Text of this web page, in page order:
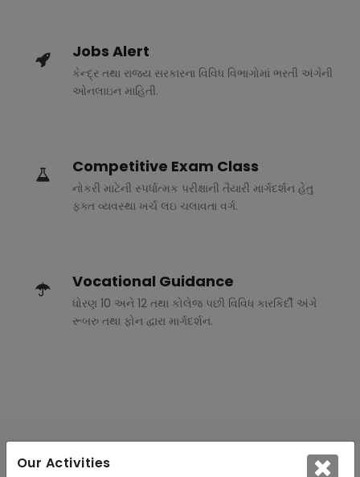
Our Activities
Jobs Alert
કેન્દ્ર તથા રાજ્ય સરકારના વિવિધ વિભાગોમાં ભરતી અંગેની
ઓનલાઇન માહિતી.
Competitive Exam Class
નોકરી માટેની સ્પર્ધાત્મક પરીક્ષાની તૈયારી માર્ગદર્શન હેતુ
ફક્ત વ્યવસ્થા ખર્ચ લઇ ચલાવતા વર્ગ.
Vocational Guidance
ધોરણ 10 અને 12 તથા કોલેજ પછી વિવિધ કારકિર્દી અંગે
રૂબરુ તથા ફોન દ્વારા માર્ગદર્શન.